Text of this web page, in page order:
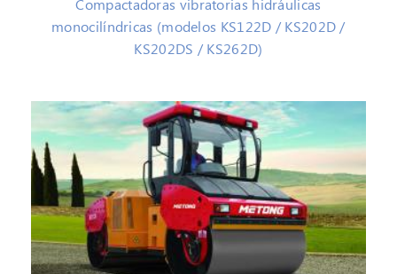
Compactadoras vibratorias hidráulicas
monocilíndricas (modelos KS122D / KS202D /
KS202DS / KS262D)